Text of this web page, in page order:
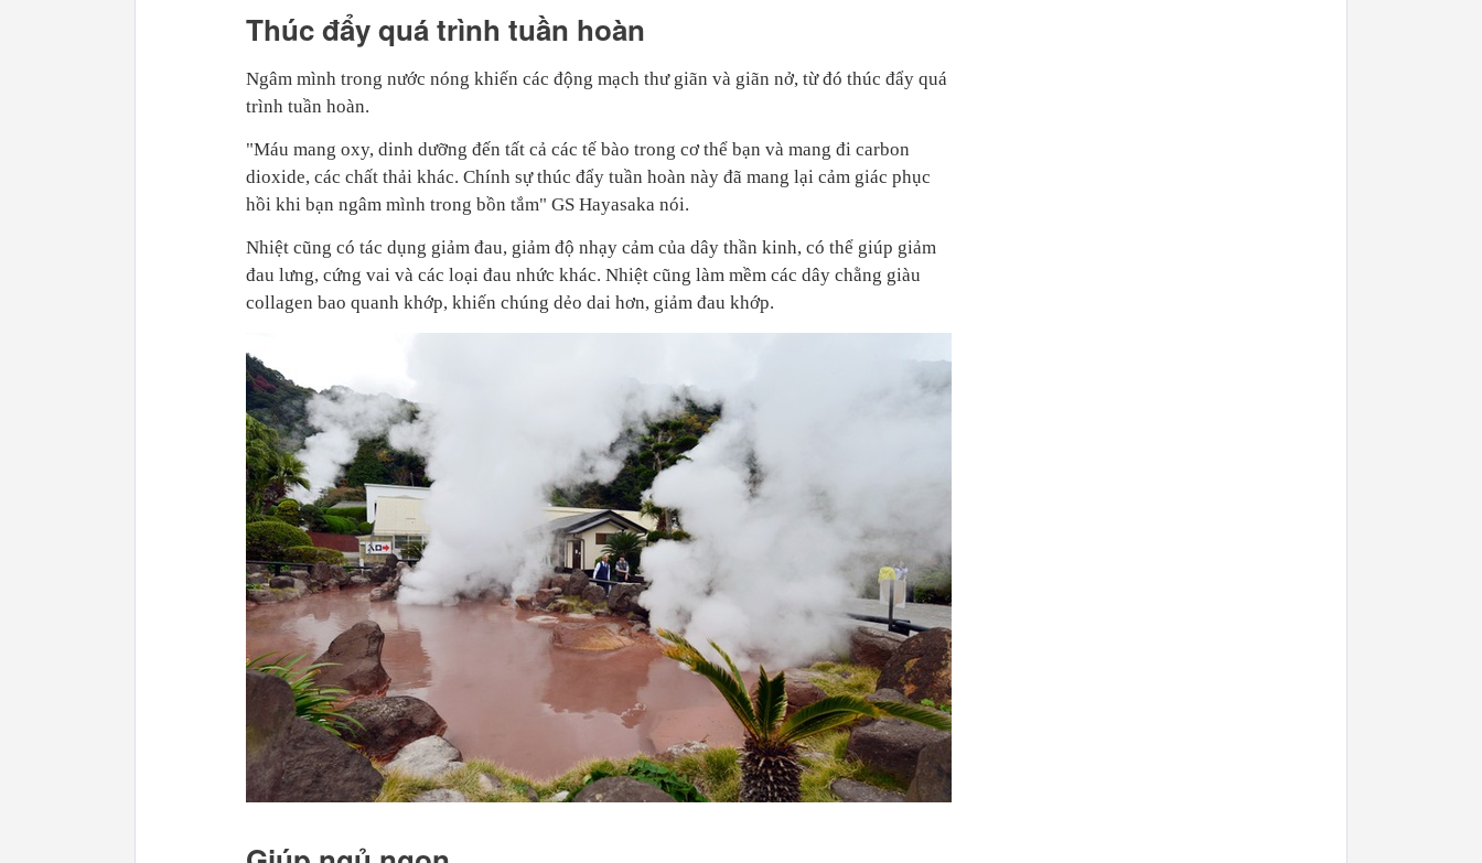
Thúc đẩy quá trình tuần hoàn
Ngâm mình trong nước nóng khiến các động mạch thư giãn và giãn nở, từ đó thúc đẩy quá
trình tuần hoàn.
"Máu mang oxy, dinh dưỡng đến tất cả các tế bào trong cơ thể bạn và mang đi carbon
dioxide, các chất thải khác. Chính sự thúc đẩy tuần hoàn này đã mang lại cảm giác phục
hồi khi bạn ngâm mình trong bồn tắm" GS Hayasaka nói.
Nhiệt cũng có tác dụng giảm đau, giảm độ nhạy cảm của dây thần kinh, có thể giúp giảm
đau lưng, cứng vai và các loại đau nhức khác. Nhiệt cũng làm mềm các dây chằng giàu
collagen bao quanh khớp, khiến chúng dẻo dai hơn, giảm đau khớp.